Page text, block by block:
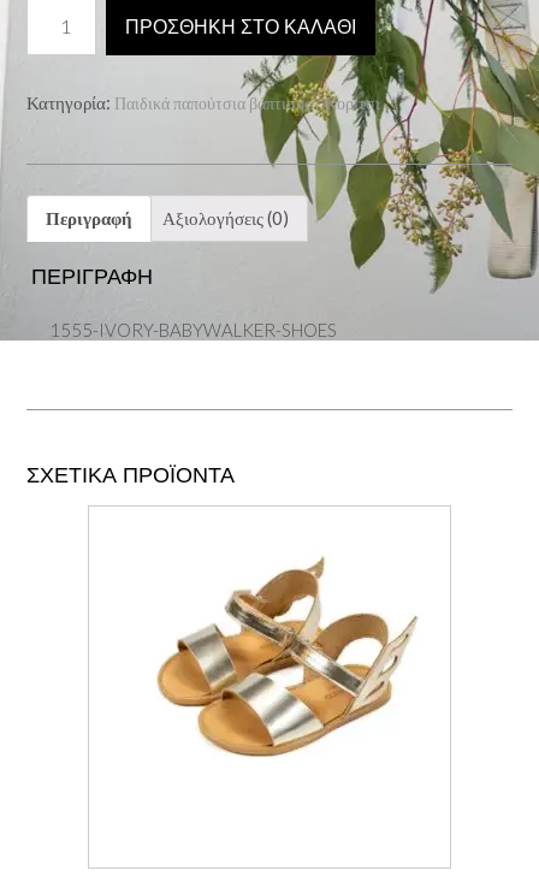
IVORY-
BABYWALKER-
ποσότητα
ΠΡΟΣΘΉΚΗ ΣΤΟ ΚΑΛΆΘΙ
Κατηγορία: Παιδικά παπούτσια βάπτισης - Κορίτσι
Περιγραφή Αξιολογήσεις (0)
ΠΕΡΙΓΡΑΦΉ
1555-IVORY-BABYWALKER-SHOES
ΣΧΕΤΙΚΆ ΠΡΟΪΌΝΤΑ